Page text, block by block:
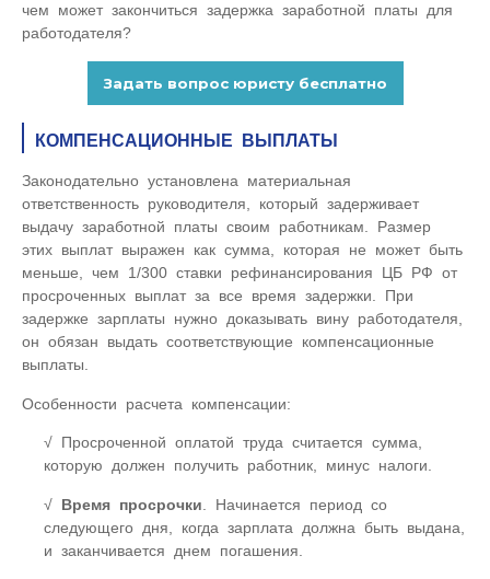
чем может закончиться задержка заработной платы для
работодателя?
КОМПЕНСАЦИОННЫЕ ВЫПЛАТЫ
Законодательно установлена материальная
ответственность руководителя, который задерживает
выдачу заработной платы своим работникам. Размер
этих выплат выражен как сумма, которая не может быть
меньше, чем 1/300 ставки рефинансирования ЦБ РФ от
просроченных выплат за все время задержки. При
задержке зарплаты нужно доказывать вину работодателя,
он обязан выдать соответствующие компенсационные
выплаты.
Особенности расчета компенсации:
Просроченной оплатой труда считается сумма,
которую должен получить работник, минус налоги.
Время просрочки . Начинается период со
следующего дня, когда зарплата должна быть выдана,
и заканчивается днем погашения.